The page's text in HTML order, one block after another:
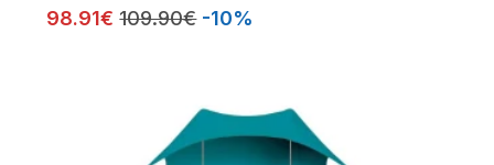
98.91€ 109.90€ -10%